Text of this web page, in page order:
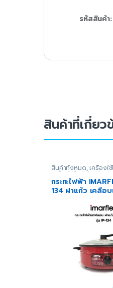
รหัสสินค้า:
สินค้าที่เกี่ยว
สินค้าทั้งหมด,เครื่องใ
เครื่องใช้ไฟฟ้าในครัว
ไฟฟ้า
กระทะไฟฟ้า
134 ฝาแก้ว เคลือ